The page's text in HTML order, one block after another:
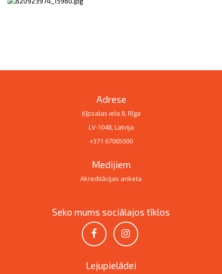
Adrese
Ķīpsalas iela 8, Rīga
LV-1048, Latvija
+371 67065000
Medijiem
Akreditācijas anketa
Seko mums sociālajos tīklos
Lejupielādei